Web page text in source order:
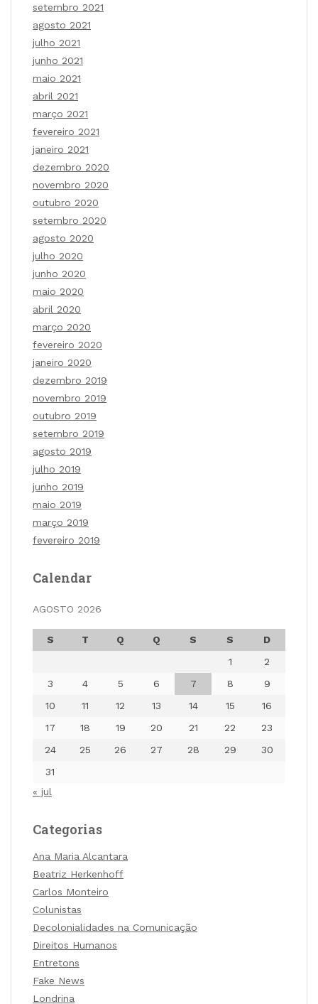
setembro 2021
agosto 2021
julho 2021
junho 2021
maio 2021
abril 2021
março 2021
fevereiro 2021
janeiro 2021
dezembro 2020
novembro 2020
outubro 2020
setembro 2020
agosto 2020
julho 2020
junho 2020
maio 2020
abril 2020
março 2020
fevereiro 2020
janeiro 2020
dezembro 2019
novembro 2019
outubro 2019
setembro 2019
agosto 2019
julho 2019
junho 2019
maio 2019
março 2019
fevereiro 2019
Calendar
AGOSTO 2026
S T Q Q S S
D
1
2
3
4 5 6 7 8
9
10
11 12 13 14 15
16
17
18 19 20 21 22
23
24
25 26 27 28 29
30
31
« jul
Categorias
Ana Maria Alcantara
Beatriz Herkenhoff
Carlos Monteiro
Colunistas
Decolonialidades na Comunicação
Direitos Humanos
Entretons
Fake News
Londrina